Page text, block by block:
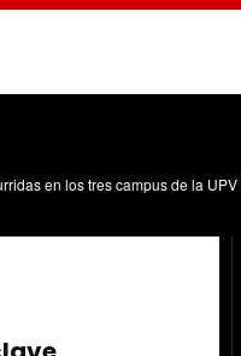
en los tres campus de la UPV